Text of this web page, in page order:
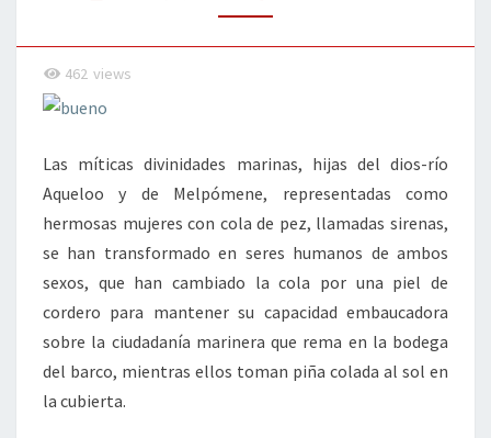
SIRENOS
462 views
Las míticas divinidades marinas, hijas del dios-río
Aqueloo y de Melpómene, representadas como
hermosas mujeres con cola de pez, llamadas sirenas,
se han transformado en seres humanos de ambos
sexos, que han cambiado la cola por una piel de
cordero para mantener su capacidad embaucadora
sobre la ciudadanía marinera que rema en la bodega
del barco, mientras ellos toman piña colada al sol en
la cubierta.